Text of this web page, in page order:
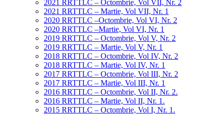
2021 RRTTLC – Octombrie, Vol VII, Nr. 2
2021 RRTTLC – Martie, Vol VII, Nr. 1
2020 RRTTLC –Octombrie, Vol VI, Nr. 2
2020 RRTTLC –Martie, Vol VI, Nr. 1
2019 RRTTLC – Octombrie, Vol V, Nr. 2
2019 RRTTLC – Martie, Vol V, Nr. 1
2018 RRTTLC – Octombrie, Vol IV, Nr. 2
2018 RRTTLC – Martie, Vol IV, Nr. 1
2017 RRTTLC – Octombrie, Vol III, Nr. 2
2017 RRTTLC – Martie, Vol III, Nr. 1
2016 RRTTLC – Octombrie, Vol II, Nr. 2.
2016 RRTTLC – Martie, Vol II, Nr. 1.
2015 RRTTLC – Octombrie, Vol I, Nr. 1.